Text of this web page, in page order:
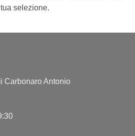
tua selezione.
Carbonaro Antonio